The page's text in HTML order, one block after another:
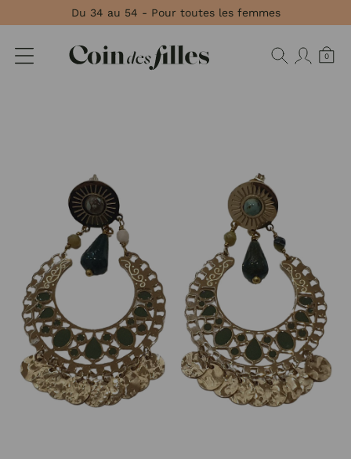
Du 34 au 54 - Pour toutes les femmes
0
Panneau de gestion des cookies